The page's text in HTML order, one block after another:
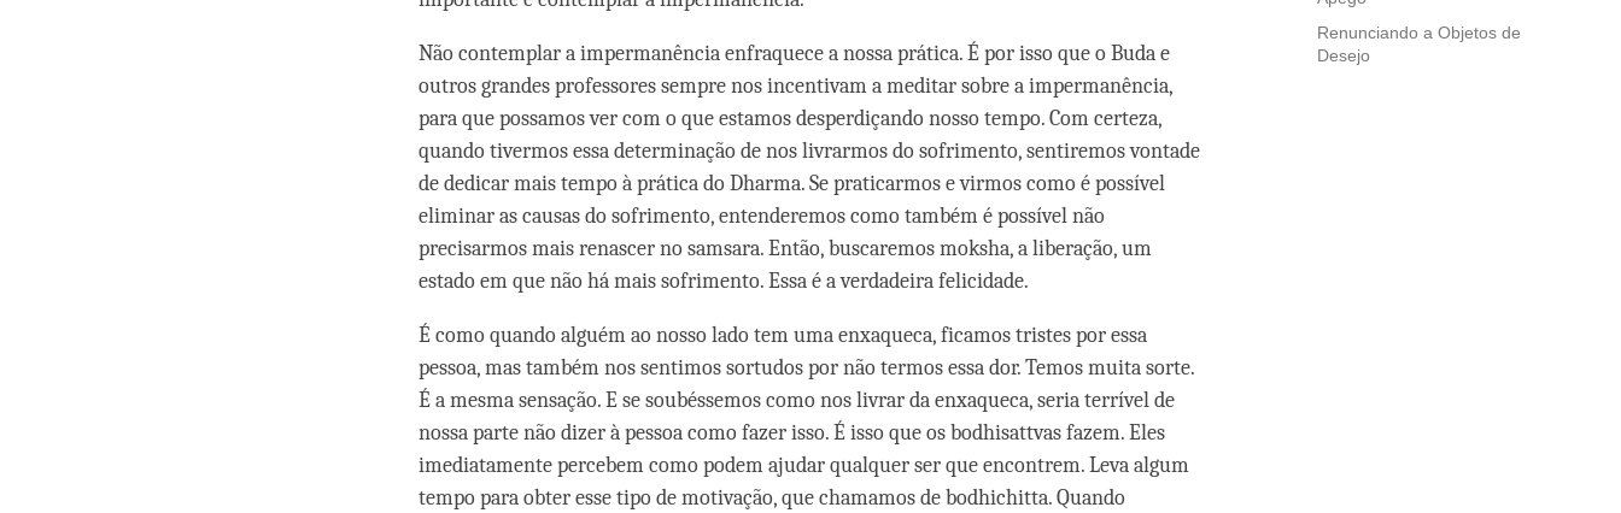
Renunciando a Objetos de
Desejo
Não contemplar a impermanência enfraquece a nossa prática. É por isso que o Buda e
outros grandes professores sempre nos incentivam a meditar sobre a impermanência,
para que possamos ver com o que estamos desperdiçando nosso tempo. Com certeza,
quando tivermos essa determinação de nos livrarmos do sofrimento, sentiremos vontade
de dedicar mais tempo à prática do Dharma. Se praticarmos e virmos como é possível
eliminar as causas do sofrimento, entenderemos como também é possível não
precisarmos mais renascer no samsara. Então, buscaremos moksha, a liberação, um
estado em que não há mais sofrimento. Essa é a verdadeira felicidade.
É como quando alguém ao nosso lado tem uma enxaqueca, ficamos tristes por essa
pessoa, mas também nos sentimos sortudos por não termos essa dor. Temos muita sorte.
É a mesma sensação. E se soubéssemos como nos livrar da enxaqueca, seria terrível de
nossa parte não dizer à pessoa como fazer isso. É isso que os bodhisattvas fazem. Eles
imediatamente percebem como podem ajudar qualquer ser que encontrem. Leva algum
tempo para obter esse tipo de motivação, que chamamos de bodhichitta. Quando